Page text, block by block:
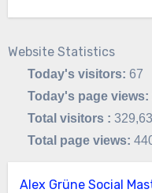
Website Statistics
Today's visitors: 67
Today's page views:
Total visitors :
Total page views:
Alex Grüne Social